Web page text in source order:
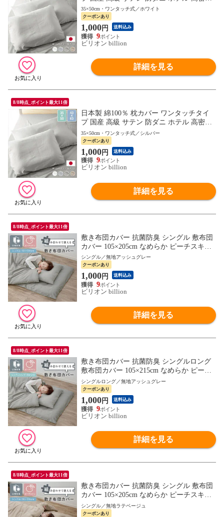
綿 コットン ピロケース 低反発枕 用 35×50
cm 用 【ホワイト】
35×50cm・ワンタッチ式／ホワイト
クーポンあり
1,000円 送料込み
9
ビリオン billion
詳細を見る
8/8時点_ポイント最大11倍
日本製 綿100％ 枕カバー ワンタッチタイ
プ 国産 高級 サテン 防ダニ ホテル 高密度
綿 コットン ピロケース 低反発枕 用 35×50
cm 用 【シルバー】
35×50cm・ワンタッチ式／シルバー
クーポンあり
1,000円 送料込み
9
ビリオン billion
詳細を見る
8/8時点_ポイント最大11倍
敷き布団カバー 抗菌防臭 シングル 敷布団
カバー 105×205cm なめらか ピーチスキン
敷きカバー しき布団カバー【無地アッシュ
グレー】組み合わせて使えるカバー
シングル／無地アッシュグレー
クーポンあり
1,000円 送料込み
9
ビリオン billion
詳細を見る
8/8時点_ポイント最大11倍
敷き布団カバー 抗菌防臭 シングルロング
敷布団カバー 105×215cm なめらか ピーチ
スキン 敷きカバー しき布団カバー【無地
アッシュグレー】組み合わせて使えるカバ
ー
シングルロング／無地アッシュグレー
クーポンあり
1,000円 送料込み
9
ビリオン billion
詳細を見る
8/8時点_ポイント最大11倍
敷き布団カバー 抗菌防臭 シングル 敷布団
カバー 105×205cm なめらか ピーチスキン
敷きカバー しき布団カバー【無地ラテベー
ジュ】組み合わせて使えるカバー
シングル／無地ラテベージュ
クーポンあり